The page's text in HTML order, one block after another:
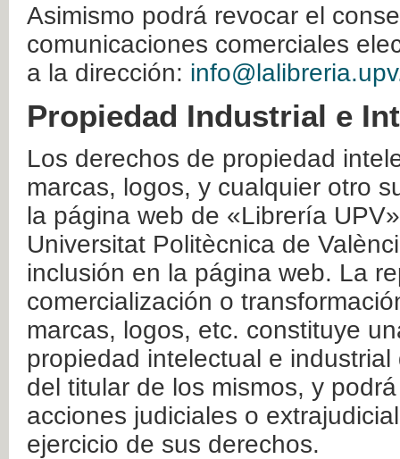
Asimismo podrá revocar el
comunicaciones comerciales
a la dirección:
Propiedad Industrial e
Los derechos de propiedad
marcas, logos, y cualquier otro
la página web de «Librería
Universitat Politècnica de
inclusión en la página web. La
comercialización o
marcas, logos, etc. constituye
propiedad intelectual e
del titular de los mismos, y
acciones judiciales o
ejercicio de sus derechos.